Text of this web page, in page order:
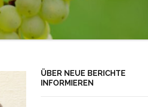
ÜBER NEUE BERICHTE
INFORMIEREN